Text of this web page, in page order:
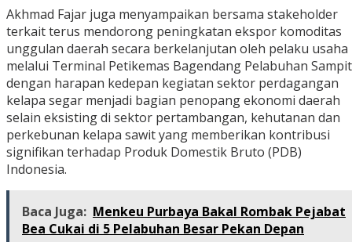
Akhmad Fajar juga menyampaikan bersama stakeholder
terkait terus mendorong peningkatan ekspor komoditas
unggulan daerah secara berkelanjutan oleh pelaku usaha
melalui Terminal Petikemas Bagendang Pelabuhan
dengan harapan kedepan kegiatan sektor perdagangan
kelapa segar menjadi bagian penopang ekonomi daerah
selain eksisting di sektor pertambangan, kehutanan dan
perkebunan kelapa sawit yang memberikan kontribusi
signifikan terhadap Produk Domestik Bruto (PDB)
Indonesia.
Baca Juga: Menkeu Purbaya Bakal Rombak Pejabat
Bea Cukai di 5 Pelabuhan Besar Pekan Depan